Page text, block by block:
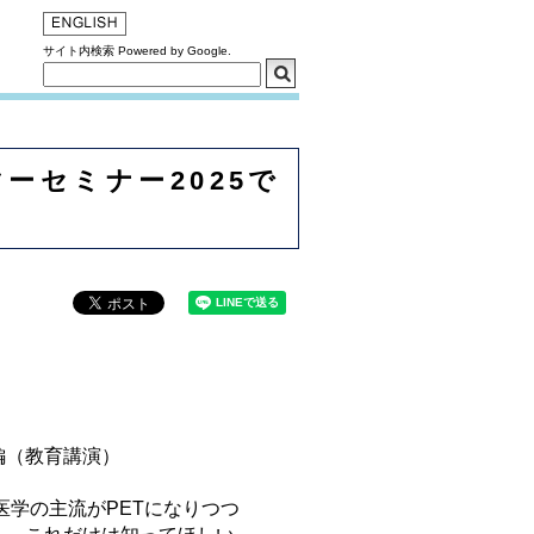
サイト内検索 Powered by Google.
セミナー2025で
教育講演）
学の主流がPETになりつつ